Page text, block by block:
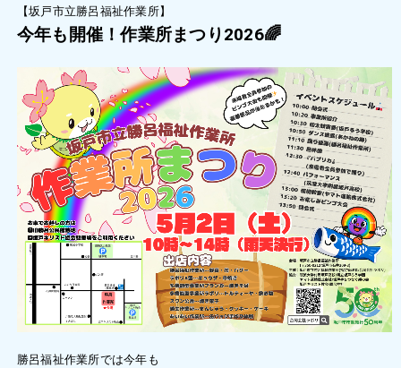
【坂戸市立勝呂福祉作業所】
今年も開催！作業所まつり2026🌈
勝呂福祉作業所では今年も